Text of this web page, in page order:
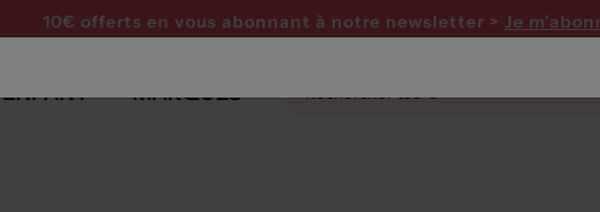
10€ offerts en vous abonnant à notre newsletter > Je
ENFANT MARQUES